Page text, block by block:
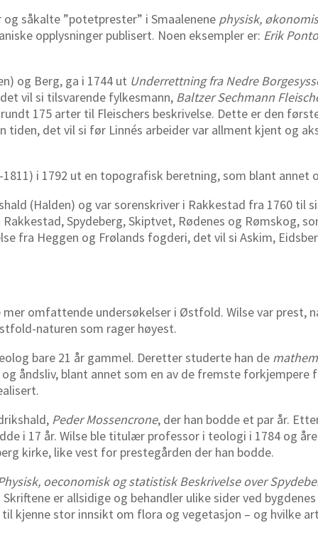
såkalte ”potetprester” i Smaalenene physisk,
opplysninger publisert. Noen eksempler er: Erik
og Berg, ga i 1744 ut Underrettning fra Nedre
vil si tilsvarende fylkesmann, Baltzer Sechmann
175 arter til Fleischers beskrivelse. Dette er den
det vil si før Linnés arbeider var allment kjent og
i 1792 ut en topografisk beretning, som blant
(Halden) og var sorenskriver i Rakkestad fra 1760 til
Spydeberg, Skiptvet, Rødenes og Rømskog,
fra Heggen og Frølands fogderi, det vil si Askim,
omfattende undersøkelser i Østfold. Wilse var prest,
naturen som rager høyest.
bare 21 år gammel. Deretter studerte han de
åndsliv, blant annet som en av de fremste
Peder Mossencrone, der han bodde et par år.
i 17 år. Wilse ble titulær professor i teologi i 1784 og
kirke, like vest for prestegården der han bodde.
oeconomisk og statistisk Beskrivelse over
er allsidige og behandler ulike sider ved
kjenne stor innsikt om flora og vegetasjon – og hvilke